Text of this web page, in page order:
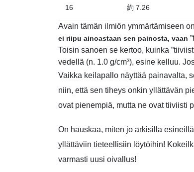
16 約 7.26
Avain tämän ilmiön ymmärtämiseen on
ei riipu ainoastaan sen painosta, vaan
Toisin sanoen se kertoo, kuinka
vedellä (n. 1.0 g/cm³), esine kelluu.
Vaikka keilapallo näyttää painavalta,
niin, että sen tiheys onkin yllättävän
ovat pienempiä, mutta ne ovat tiiviisti
On hauskaa, miten jo arkisilla
yllättäviin tieteellisiin löytöihin!
varmasti uusi oivallus!